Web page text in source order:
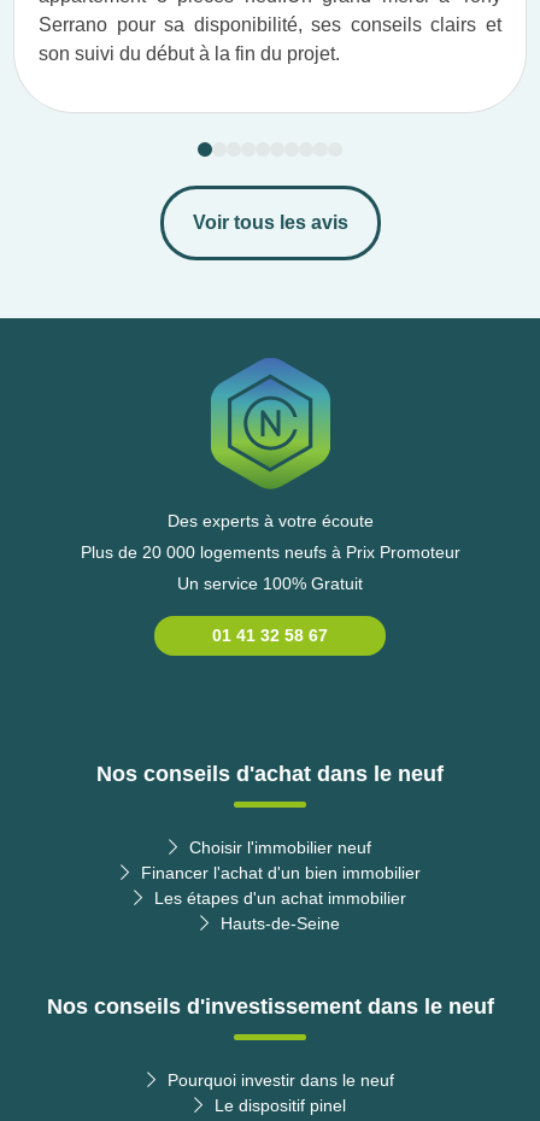
Serrano pour sa disponibilité, ses conseils clairs et
son suivi du début à la fin du projet.​
Voir tous les avis
Des experts à votre écoute
Plus de 20 000 logements neufs à Prix Promoteur
Un service 100% Gratuit
01 41 32 58 67
Nos conseils d'achat dans le neuf
Choisir l'immobilier neuf
Financer l'achat d'un bien immobilier
Les étapes d'un achat immobilier
Hauts-de-Seine
Nos conseils d'investissement dans le neuf
Pourquoi investir dans le neuf
Le dispositif pinel